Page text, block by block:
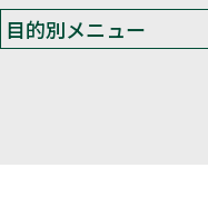
目的別メニュー